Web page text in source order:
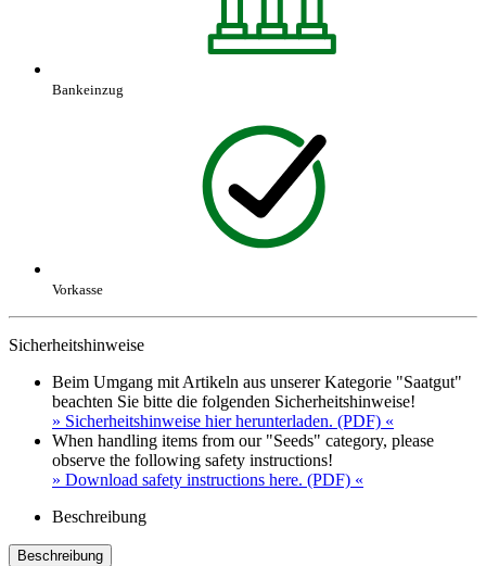
Bankeinzug
Vorkasse
Sicherheitshinweise
Beim Umgang mit Artikeln aus unserer Kategorie "Saatgut"
beachten Sie bitte die folgenden Sicherheitshinweise!
» Sicherheitshinweise hier herunterladen. (PDF) «
When handling items from our "Seeds" category, please
observe the following safety instructions!
» Download safety instructions here. (PDF) «
Beschreibung
Beschreibung